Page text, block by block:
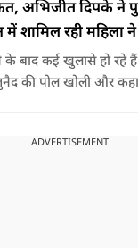
अभिजीत दिपके ने
में शामिल रही महिला
के बाद कई खुलासे हो रहे
की पोल खोली और
ADVERTISEMENT